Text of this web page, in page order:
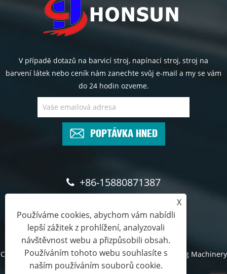
V případě dotazů na barvicí stroj, napínací stroj, stroj na
barvení látek nebo ceník nám zanechte svůj e-mail a my se vám
do 24 hodin ozveme.
POPTÁVKA HNED
+86-15880871387
Copyright © 2024 Shishi Hongshun Printing and Dyeing Machinery
Co., Ltd. Všechna práva vyhrazena.
X
Používáme cookies, abychom vám nabídli
lepší zážitek z prohlížení, analyzovali
návštěvnost webu a přizpůsobili obsah.
Používáním tohoto webu souhlasíte s
naším používáním souborů cookie.